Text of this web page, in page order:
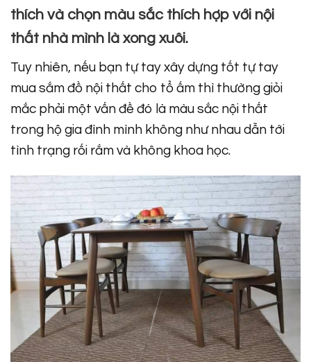
thích và chọn màu sắc thích hợp với nội
thất nhà mình là xong xuôi.
Tuy nhiên, nếu bạn tự tay xây dựng tốt tự tay
mua sắm đồ nội thất cho tổ ấm thì thường giỏi
mắc phải một vấn đề đó là màu sắc nội thất
trong hộ gia đình mình không như nhau dẫn tới
tình trạng rối rắm và không khoa học.